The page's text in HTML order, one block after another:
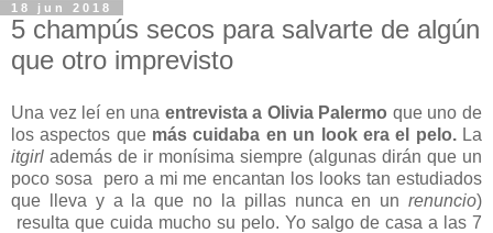
18 jun 2018
5 champús secos para salvarte de algún
que otro imprevisto
Una vez leí en una entrevista a Olivia Palermo que uno de
los aspectos quemás cuidaba en un look era el pelo.La
itgirl además de ir monísima siempre (algunas dirán que un
poco sosa pero a mi me encantan los looks tan estudiados
que lleva y a la que no la pillas nunca en un renuncio)
resulta que cuida mucho su pelo. Yo salgo de casa a las 7